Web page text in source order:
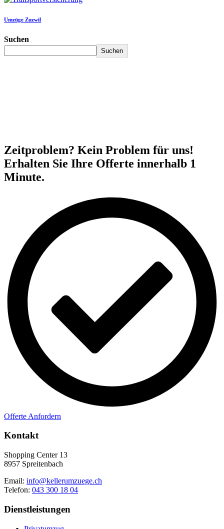
Umzüge Zuzwil
Suchen
Suchen
Zeitproblem? Kein Problem für uns!
Erhalten Sie Ihre Offerte innerhalb 1
Minute.
Offerte Anfordern
Kontakt
Shopping Center 13
8957 Spreitenbach
Email: info@kellerumzuege.ch
Telefon: 043 300 18 04
Dienstleistungen